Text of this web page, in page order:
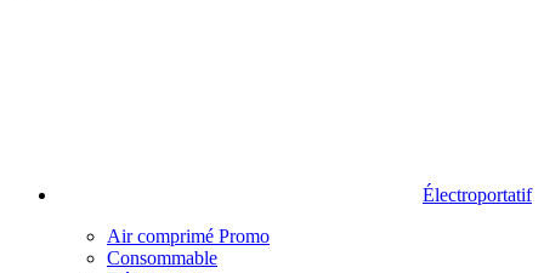
Électroportatif
Air comprimé Promo
Consommable